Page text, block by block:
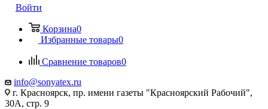
Войти
Корзина0
Избранные товары0
Сравнение товаров0
info@sonyatex.ru
г. Красноярск, пр. имени газеты "Красноярский Рабочий",
30А, стр. 9